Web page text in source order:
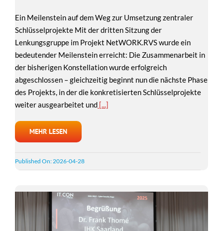
Ein Meilenstein auf dem Weg zur Umsetzung zentraler
Schlüsselprojekte Mit der dritten Sitzung der
Lenkungsgruppe im Projekt NetWORK.RVS wurde ein
bedeutender Meilenstein erreicht: Die Zusammenarbeit in
der bisherigen Konstellation wurde erfolgreich
abgeschlossen – gleichzeitig beginnt nun die nächste Phase
des Projekts, in der die konkretisierten Schlüsselprojekte
weiter ausgearbeitet und[...]
MEHR LESEN
Published On: 2026-04-28